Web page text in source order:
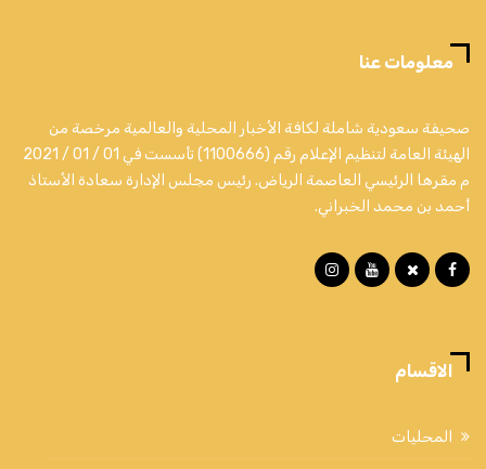
معلومات عنا
صحيفة سعودية شاملة لكافة الأخبار المحلية والعالمية مرخصة من
الهيئة العامة لتنظيم الإعلام رقم (1100666) تأسست في 01 / 01 / 2021
م مقرها الرئيسي العاصمة الرياض. رئيس مجلس الإدارة سعادة الأستاذ
أحمد بن محمد الخبراني.
الاقسام
المحليات